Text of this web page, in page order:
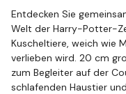
Entdecken Sie
Welt der Harry-Potter-
Kuscheltiere, weich wie
verlieben wird. 20 cm
zum Begleiter auf der
schlafenden Haustier